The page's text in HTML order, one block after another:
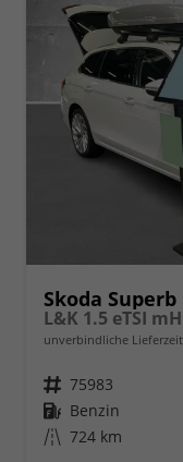
Skoda Superb
L&K 1.5 eTSI
unverbindliche
Fahrzeugnr. 75983
Kraftstoff Benzin
Kilometerstand 724 km